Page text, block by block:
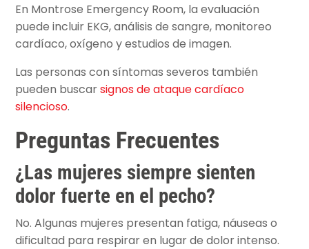
En Montrose Emergency Room, la evaluación
puede incluir EKG, análisis de sangre, monitoreo
cardíaco, oxígeno y estudios de imagen.
Las personas con síntomas severos también
pueden buscarsignos de ataque cardíaco
silencioso.
Preguntas Frecuentes
¿Las mujeres siempre sienten
dolor fuerte en el pecho?
No. Algunas mujeres presentan fatiga, náuseas o
dificultad para respirar en lugar de dolor intenso.